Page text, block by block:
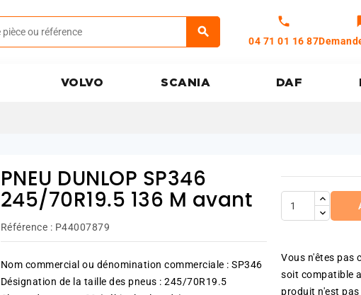
call
04 71 01 16 87
VOLVO SCANIA DAF
PNEU DUNLOP SP346
245/70R19.5 136 M avant
Référence : P44007879
Nom commercial ou dénomination commerciale : SP346
Désignation de la taille des pneus : 245/70R19.5
Vous n'êtes pas
soit compatible
produit n'est